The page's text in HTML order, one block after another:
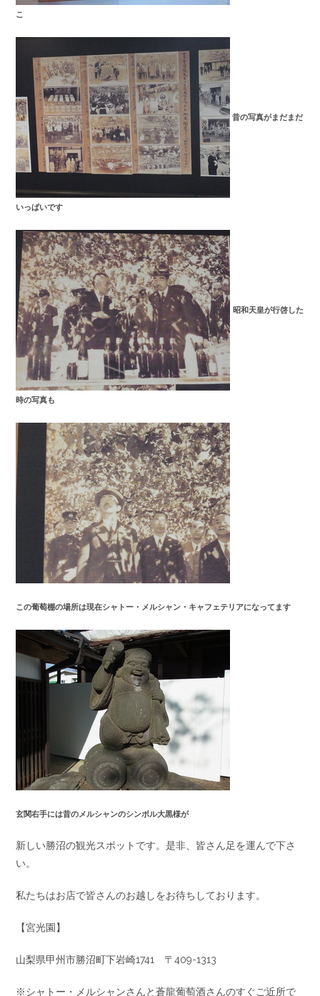
こ
昔の写真がまだまだ
いっぱいです
昭和天皇が行啓した
時の写真も
この葡萄棚の場所は現在シャトー・メルシャン・キャフェテリアになってます
玄関右手には昔のメルシャンのシンボル大黒様が
新しい勝沼の観光スポットです。是非、皆さん足を運んで下さ
い。
私たちはお店で皆さんのお越しをお待ちしております。
【宮光園】
山梨県甲州市勝沼町下岩崎1741 〒409-1313
※シャトー・メルシャンさんと蒼龍葡萄酒さんのすぐご近所で